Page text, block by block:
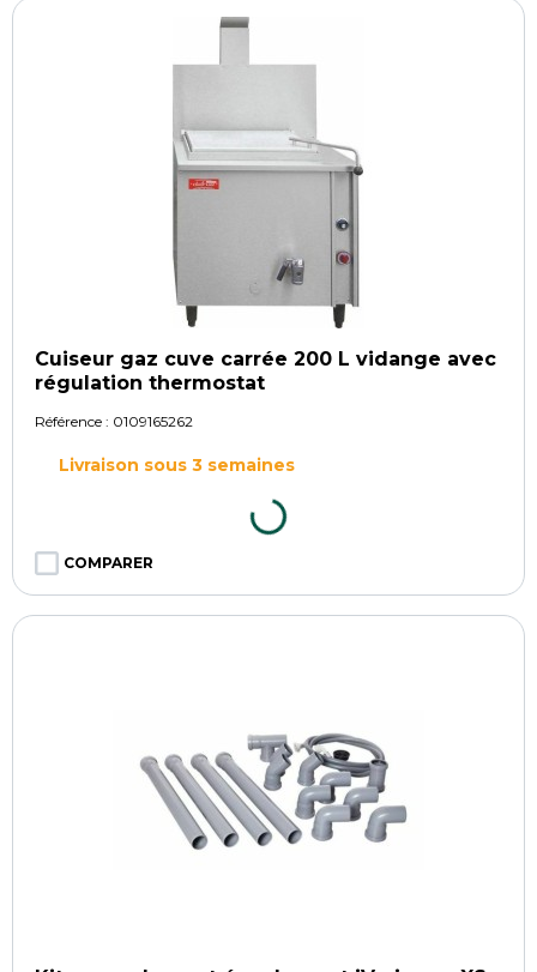
Cuiseur gaz cuve carrée 200 L vidange avec
régulation thermostat
Référence : 0109165262
Livraison sous 3 semaines
COMPARER